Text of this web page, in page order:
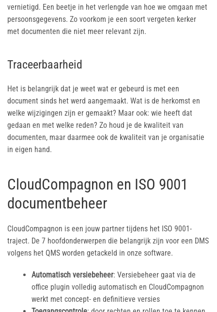
vernietigd. Een beetje in het verlengde van hoe we omgaan met
persoonsgegevens. Zo voorkom je een soort vergeten kerker
met documenten die niet meer relevant zijn.
Traceerbaarheid
Het is belangrijk dat je weet wat er gebeurd is met een
document sinds het werd aangemaakt. Wat is de herkomst en
welke wijzigingen zijn er gemaakt? Maar ook: wie heeft dat
gedaan en met welke reden? Zo houd je de kwaliteit van
documenten, maar daarmee ook de kwaliteit van je organisatie
in eigen hand.
CloudCompagnon en ISO 9001
documentbeheer
CloudCompagnon is een jouw partner tijdens het ISO 9001-
traject. De 7 hoofdonderwerpen die belangrijk zijn voor een DMS
volgens het QMS worden getackeld in onze software.
Automatisch versiebeheer: Versiebeheer gaat via de
office plugin volledig automatisch en CloudCompagnon
werkt met concept- en definitieve versies